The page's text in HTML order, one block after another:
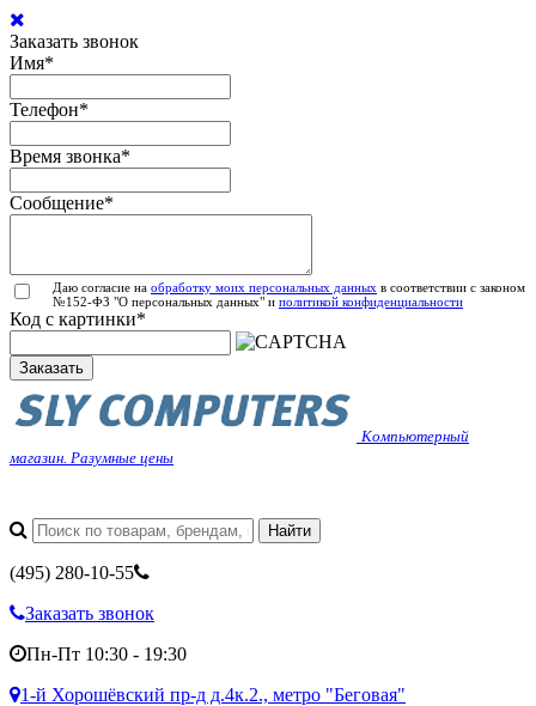
Заказать звонок
Имя*
Телефон*
Время звонка*
Сообщение*
Даю согласие на обработку моих персональных данных в соответствии с законом
№152-ФЗ "О персональных данных" и политикой конфиденциальности
Код с картинки*
Заказать
Компьютерный
магазин. Разумные цены
(495) 280-10-55
Заказать звонок
Пн-Пт 10:30 - 19:30
1-й Хорошёвский пр-д д.4к.2., метро "Беговая"